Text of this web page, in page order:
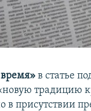
в статье
традицию
в присутствии